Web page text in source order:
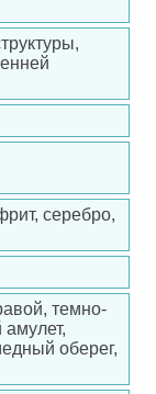
серебро,
темно-
амулет,
оберег,